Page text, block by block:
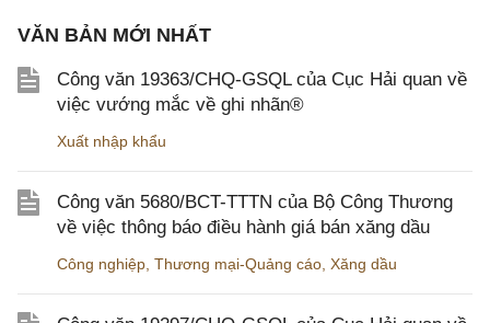
VĂN BẢN MỚI NHẤT
Công văn 19363/CHQ-GSQL của Cục Hải quan về
việc vướng mắc về ghi nhãn®
Xuất nhập khẩu
Công văn 5680/BCT-TTTN của Bộ Công Thương
về việc thông báo điều hành giá bán xăng dầu
Công nghiệp Thương mại-Quảng cáo Xăng dầu